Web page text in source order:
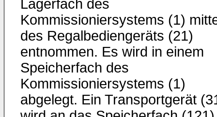
Lagerfach des
Kommissioniersystems (1)
des Regalbediengeräts (21)
entnommen. Es wird in einem
Speicherfach des
Kommissioniersystems (1)
abgelegt. Ein Transportgerät